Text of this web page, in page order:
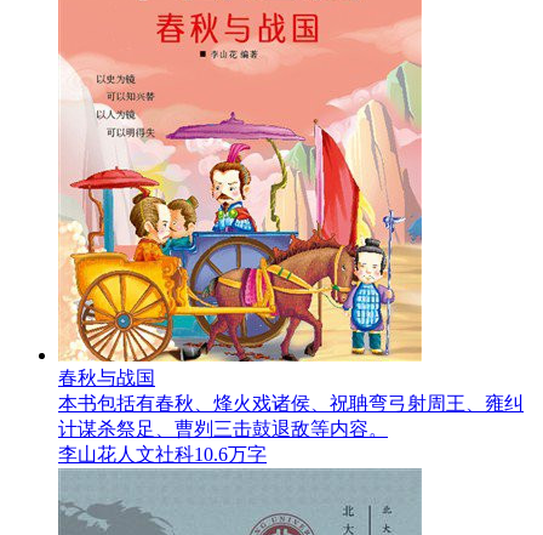
春秋与战国
本书包括有春秋、烽火戏诸侯、祝聃弯弓射周王、雍纠
计谋杀祭足、曹刿三击鼓退敌等内容。
李山花人文社科10.6万字